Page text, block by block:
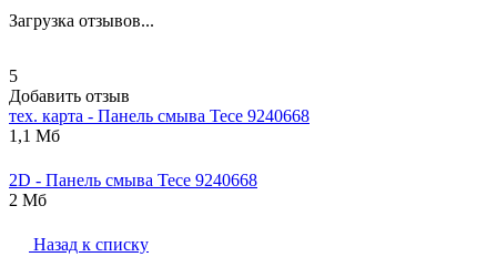
Загрузка отзывов...
5
Добавить отзыв
тех. карта - Панель смыва Tece 9240668
1,1 Мб
2D - Панель смыва Tece 9240668
2 Мб
Назад к списку